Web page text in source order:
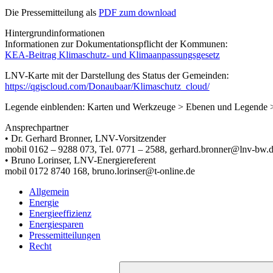
Die Pressemitteilung als PDF zum download
Hintergrundinformationen
Informationen zur Dokumentationspflicht der Kommunen:
KEA-Beitrag Klimaschutz- und Klimaanpassungsgesetz
LNV-Karte mit der Darstellung des Status der Gemeinden:
https://qgiscloud.com/Donaubaar/Klimaschutz_cloud/
Legende einblenden: Karten und Werkzeuge > Ebenen und Legende
Ansprechpartner
• Dr. Gerhard Bronner, LNV-Vorsitzender
mobil 0162 – 9288 073, Tel. 0771 – 2588, gerhard.bronner@lnv-
• Bruno Lorinser, LNV-Energiereferent
mobil 0172 8740 168, bruno.lorinser@t-online.de
Allgemein
Energie
Energieeffizienz
Energiesparen
Pressemitteilungen
Recht